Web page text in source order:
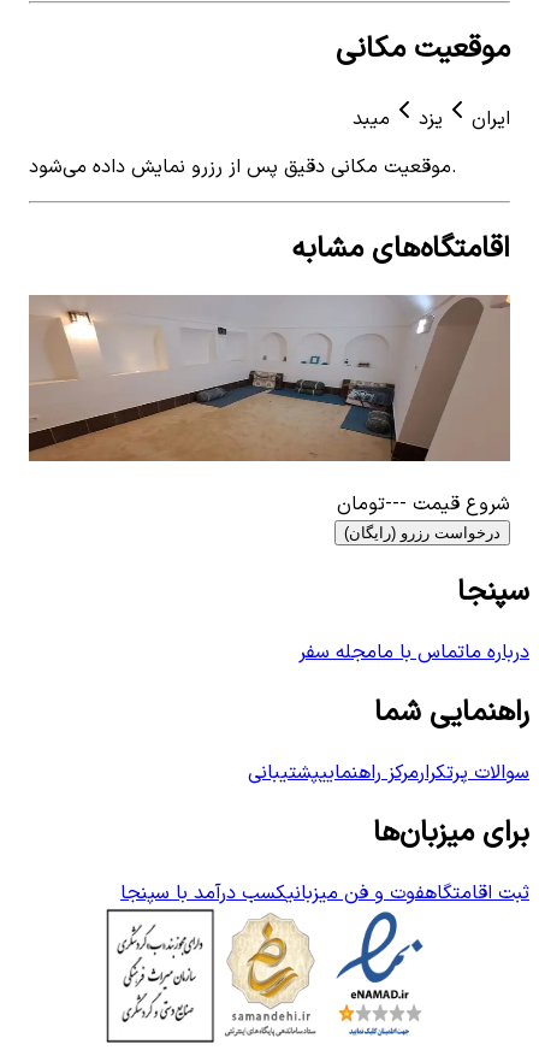
موقعیت مکانی
ایران یزد
میبد
موقعیت مکانی دقیق پس از رزرو نمایش داده می‌شود.
اقامتگاه‌های مشابه
View details for
اجاره بومگردی سنتی در اشکدز - vip
اتاق خواب 7 نفر
تومان
شروع قیمت ---تومان
درخواست رزرو (رایگان)
سپنجا
درباره ماتماس با مامجله سفر
راهنمایی شما
سوالات پرتکرارمرکز راهنماییپشتیبانی
برای میزبان‌ها
ثبت اقامتگاهفوت و فن میزبانیکسب درآمد با سپنجا